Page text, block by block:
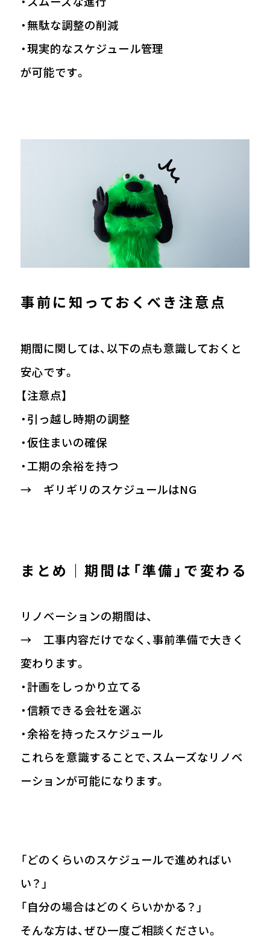
・無駄な調整の削減
・現実的なスケジュール管理
が可能です。
事前に知っておくべき注意点
期間に関しては、以下の点も意識しておくと
安心です。
【注意点】
・引っ越し時期の調整
・仮住まいの確保
・工期の余裕を持つ
→ ギリギリのスケジュールはNG
まとめ｜期間は「準備」で変わる
リノベーションの期間は、
→ 工事内容だけでなく、事前準備で大きく
変わります。
・計画をしっかり立てる
・信頼できる会社を選ぶ
・余裕を持ったスケジュール
これらを意識することで、スムーズなリノベ
ーションが可能になります。
「どのくらいのスケジュールで進めればい
い？」
「自分の場合はどのくらいかかる？」
そんな方は、ぜひ一度ご相談ください。